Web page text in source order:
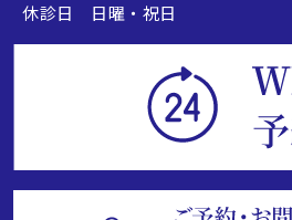
休診日 日曜・祝日